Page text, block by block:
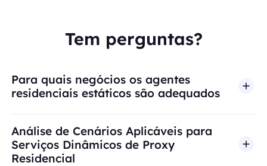
Tem perguntas?
Para quais negócios os agentes
residenciais estáticos são adequados
Análise de Cenários Aplicáveis para
Serviços Dinâmicos de Proxy
Residencial